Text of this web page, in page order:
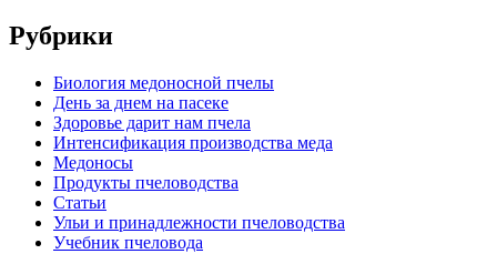
Рубрики
Биология медоносной пчелы
День за днем на пасеке
Здоровье дарит нам пчела
Интенсификация производства меда
Медоносы
Продукты пчеловодства
Статьи
Ульи и принадлежности пчеловодства
Учебник пчеловода